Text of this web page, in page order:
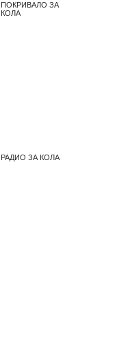
ПОКРИВАЛО ЗА
КОЛА
РАДИО ЗА КОЛА